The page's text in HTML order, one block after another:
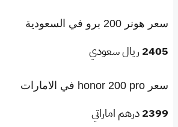
سعر هونر 200 برو في السعودية
2405ريال سعودي
سعر honor 200 pro في الامارات
2399درهم اماراتي